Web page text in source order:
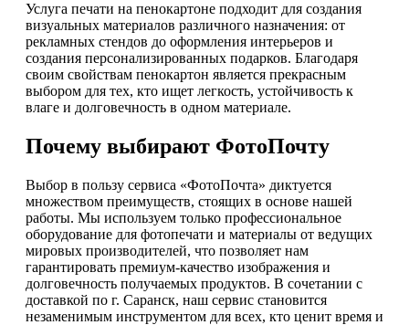
Услуга печати на пенокартоне подходит для создания
визуальных материалов различного назначения: от
рекламных стендов до оформления интерьеров и
создания персонализированных подарков. Благодаря
своим свойствам пенокартон является прекрасным
выбором для тех, кто ищет легкость, устойчивость к
влаге и долговечность в одном материале.
Почему выбирают ФотоПочту
Выбор в пользу сервиса «ФотоПочта» диктуется
множеством преимуществ, стоящих в основе нашей
работы. Мы используем только профессиональное
оборудование для фотопечати и материалы от ведущих
мировых производителей, что позволяет нам
гарантировать премиум-качество изображения и
долговечность получаемых продуктов. В сочетании с
доставкой по г. Саранск, наш сервис становится
незаменимым инструментом для всех, кто ценит время и